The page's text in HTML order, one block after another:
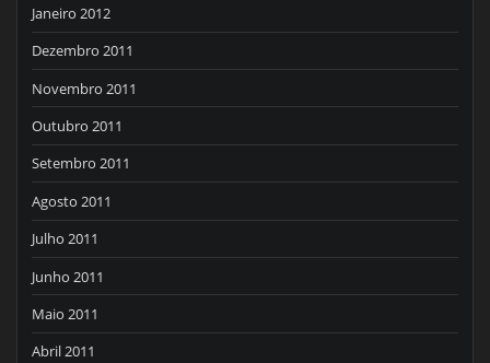
Janeiro 2012
Dezembro 2011
Novembro 2011
Outubro 2011
Setembro 2011
Agosto 2011
Julho 2011
Junho 2011
Maio 2011
Abril 2011